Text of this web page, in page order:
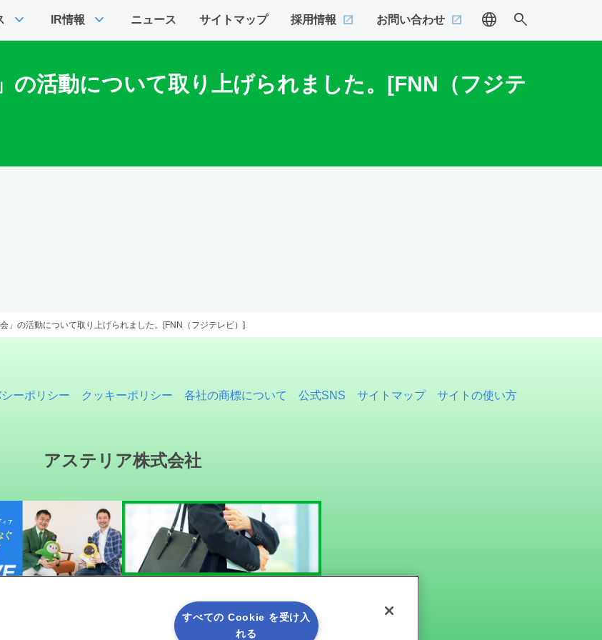
expand_more IR情報 expand_more ニュース サイトマップ 採用情報 お問い合わせ language search
の活動について取り上げられました。[FNN（フジテ
」の活動について取り上げられました。[FNN（フジテレビ）]
ーポリシー クッキーポリシー 各社の商標について 公式SNS サイトマップ サイトの使い方
アステリア株式会社
すべての Cookie を受け入
れる